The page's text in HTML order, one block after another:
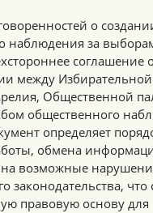
о
наблюдения за
соглашение
между
Общественной
общественного
определяет
обмена
на возможные
законодательства, что
правовую основу для